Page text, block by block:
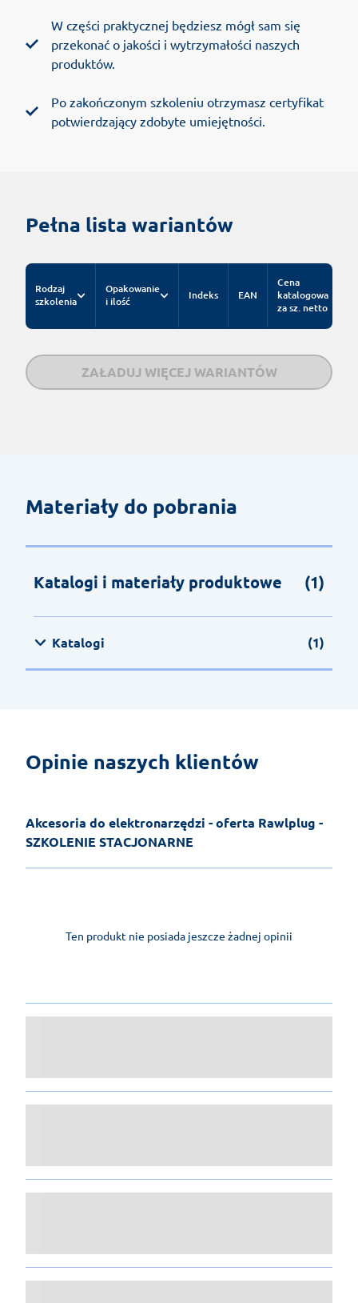
W części praktycznej będziesz mógł sam się
przekonać o jakości i wytrzymałości naszych
produktów.
Po zakończonym szkoleniu otrzymasz certyfikat
potwierdzający zdobyte umiejętności.
Pełna lista wariantów
Rodzaj
szkolenia
Opakowanie
i ilość
Indeks EAN
Cena
katalogowa
za sz. netto
ZAŁADUJ WIĘCEJ WARIANTÓW
Materiały do pobrania
Katalogi i materiały produktowe (1)
Katalogi (1)
Opinie naszych klientów
Akcesoria do elektronarzędzi - oferta Rawlplug -
SZKOLENIE STACJONARNE
Ten produkt nie posiada jeszcze żadnej opinii